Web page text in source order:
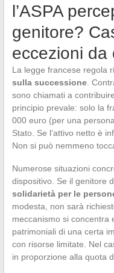
l’ASPA
genitore?
eccezioni da
La legge francese regola
sulla successione.
sono chiamati a
principio prevale: solo la
000 euro (per una
Stato. Se l’attivo netto è
Non si può nemmeno
Numerose situazioni
dispositivo. Se il genitore
solidarietà per le
modesta, non sarà
meccanismo si concentra
patrimoniali di una certa
con risorse limitate. Nel
in proporzione alla quota